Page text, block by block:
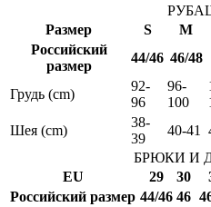
Размер
S M
Российский
размер
44/46 46/48
Грудь (cm)
92-
96
96-
100
Шея (cm)
38-
39
40-41
БРЮКИ И
EU
29 30
Российский размер 44/46 46